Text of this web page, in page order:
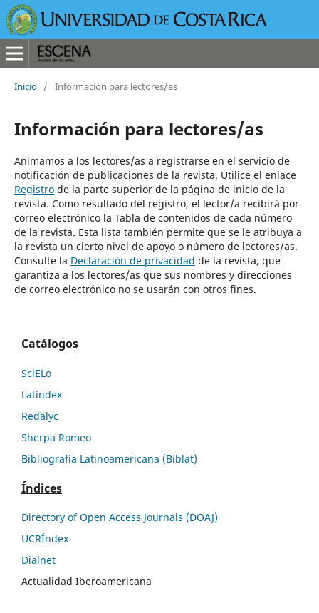
Inicio / Información para lectores/as
Información para lectores/as
Animamos a los lectores/as a registrarse en el servicio de
notificación de publicaciones de la revista. Utilice el enlace
Registrode la parte superior de la página de inicio de la
revista. Como resultado del registro, el lector/a recibirá por
correo electrónico la Tabla de contenidos de cada número
de la revista. Esta lista también permite que se le atribuya a
la revista un cierto nivel de apoyo o número de lectores/as.
Consulte la Declaración de privacidad de la revista, que
garantiza a los lectores/as que sus nombres y direcciones
de correo electrónico no se usarán con otros fines.
Catálogos
SciELo
Latíndex
Redalyc
Sherpa Romeo
Bibliografía Latinoamericana (Biblat)
Índices
Directory of Open Access Journals (DOAJ)
UCRÍndex
Dialnet
Actualidad Iberoamericana